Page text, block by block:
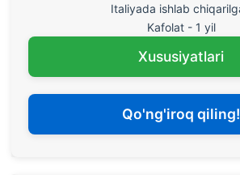
Italiyada ishlab
Kafolat - 1 yil
Xususiyatlari
Qo'ng'iroq qiling!